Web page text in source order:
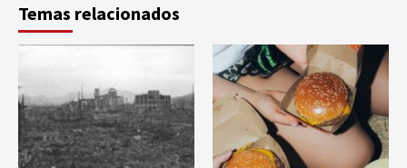
Temas relacionados